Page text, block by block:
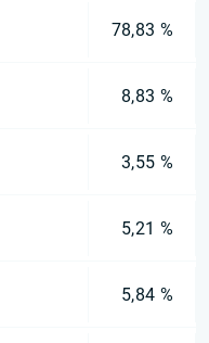
78,83 %
8,83 %
3,55 %
5,21 %
5,84 %